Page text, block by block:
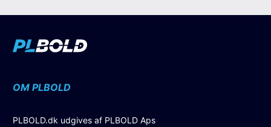
OM PLBOLD
PLBOLD.dk udgives af PLBOLD Aps